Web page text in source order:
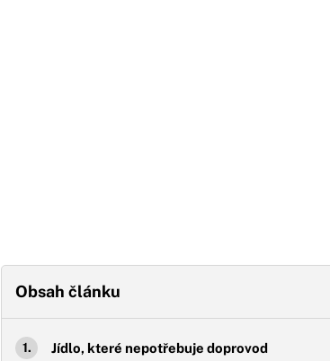
Obsah článku
Jídlo, které nepotřebuje doprovod